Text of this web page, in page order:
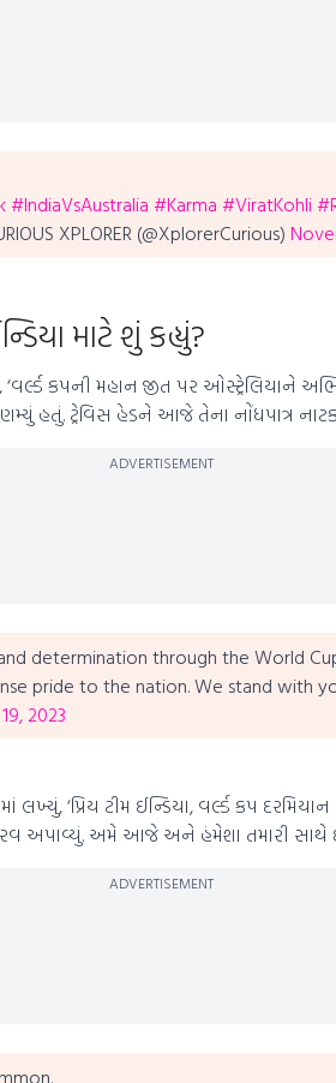
#IndiaVsAustralia #Karma #ViratKohli
XPLORER (@XplorerCurious)
માટે શું કહ્યું?
‘વર્લ્ડ કપની મહાન જીત પર ઓસ્ટ્રેલિયાને
હતું. ટ્રેવિસ હેડને આજે તેના નોંધપાત્ર
ADVERTISEMENT
determination through the World
pride to the nation.We stand with
2023
લખ્યું, ‘પ્રિય ટીમ ઈન્ડિયા, વર્લ્ડ કપ
અપાવ્યું. અમે આજે અને હંમેશા તમારી સાથે
ADVERTISEMENT